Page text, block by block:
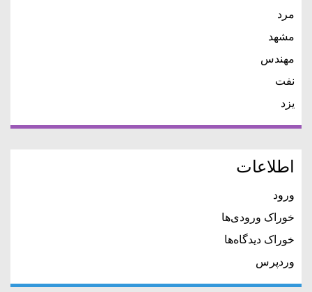
مرد
مشهد
مهندس
نفت
یزد
اطلاعات
ورود
خوراک ورودی‌ها
خوراک دیدگاه‌ها
وردپرس